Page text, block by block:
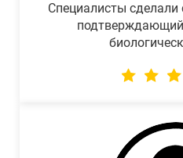
Специалисты